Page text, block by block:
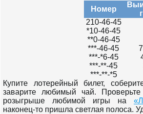
Номер
210-46-45
*10-46-45
**0-46-45
***-46-45
***-*6-45
***-**-45
***-**-*5
Купите лотерейный билет,
заварите любимый чай.
розыгрыше любимой игры на
наконец-то пришла светлая полоса.